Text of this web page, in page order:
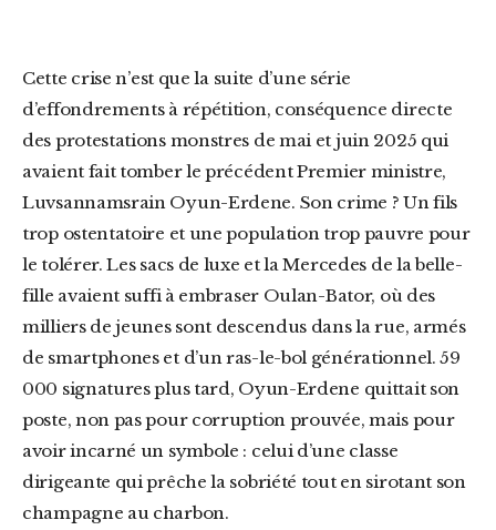
Cette crise n’est que la suite d’une série
d’effondrements à répétition, conséquence directe
des protestations monstres de mai et juin 2025 qui
avaient fait tomber le précédent Premier ministre,
Luvsannamsrain Oyun-Erdene. Son crime ? Un fils
trop ostentatoire et une population trop pauvre pour
le tolérer. Les sacs de luxe et la Mercedes de la belle-
fille avaient suffi à embraser Oulan-Bator, où des
milliers de jeunes sont descendus dans la rue, armés
de smartphones et d’un ras-le-bol générationnel. 59
000 signatures plus tard, Oyun-Erdene quittait son
poste, non pas pour corruption prouvée, mais pour
avoir incarné un symbole : celui d’une classe
dirigeante qui prêche la sobriété tout en sirotant son
champagne au charbon.